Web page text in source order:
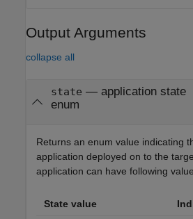
Output Arguments
collapse all
state — application state
enum
Returns an enum value indicating
application deployed on to the
application can have following
State value